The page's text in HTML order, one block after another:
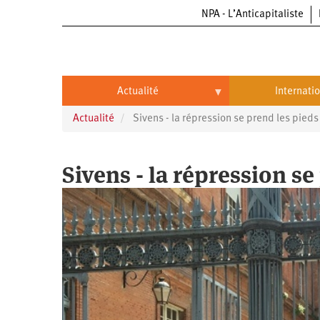
NPA - L’Anticapitaliste
Actualité
Actualité
Entreprises
Entreprises
Automobile
Aéronautique
Commerce
Oppressions
Oppressions
Antiracisme
Féminisme
Économie
Écologie
Éducation
International
Chine
États-
Unis
Continents
Continents
Afrique
Actualité Sivens - la répression se prend les
Sivens - la répression